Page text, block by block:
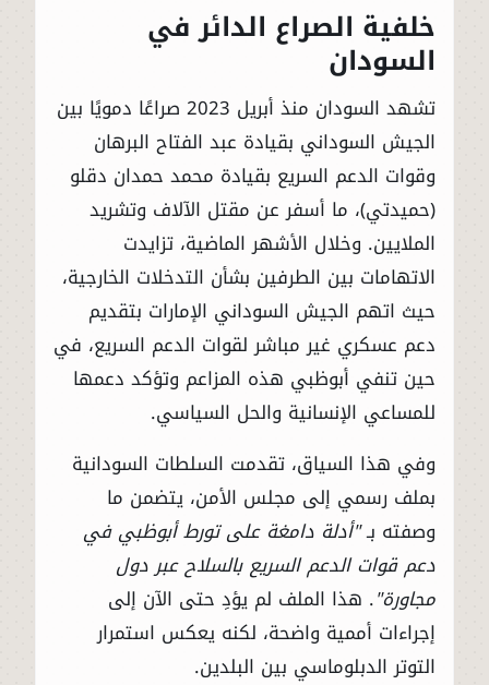
خلفية الصراع الدائر في
السودان
تشهد السودان منذ أبريل 2023 صراعًا دمويًا بين
الجيش السوداني بقيادة عبد الفتاح البرهان
وقوات الدعم السريع بقيادة محمد حمدان دقلو
(حميدتي)، ما أسفر عن مقتل الآلاف وتشريد
الملايين. وخلال الأشهر الماضية، تزايدت
الاتهامات بين الطرفين بشأن التدخلات الخارجية،
حيث اتهم الجيش السوداني الإمارات بتقديم
دعم عسكري غير مباشر لقوات الدعم السريع، في
حين تنفي أبوظبي هذه المزاعم وتؤكد دعمها
للمساعي الإنسانية والحل السياسي.
وفي هذا السياق، تقدمت السلطات السودانية
بملف رسمي إلى مجلس الأمن، يتضمن ما
وصفته بـ"أدلة دامغة على تورط أبوظبي في
دعم قوات الدعم السريع بالسلاح عبر دول
مجاورة". هذا الملف لم يؤدِ حتى الآن إلى
إجراءات أممية واضحة، لكنه يعكس استمرار
التوتر الدبلوماسي بين البلدين.